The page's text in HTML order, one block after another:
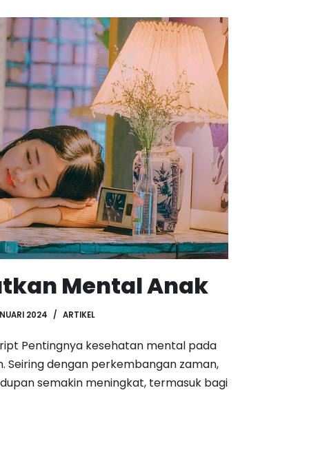
Mental Anak
2024 ARTIKEL
Pentingnya kesehatan mental pada
Seiring dengan perkembangan zaman,
semakin meningkat, termasuk bagi